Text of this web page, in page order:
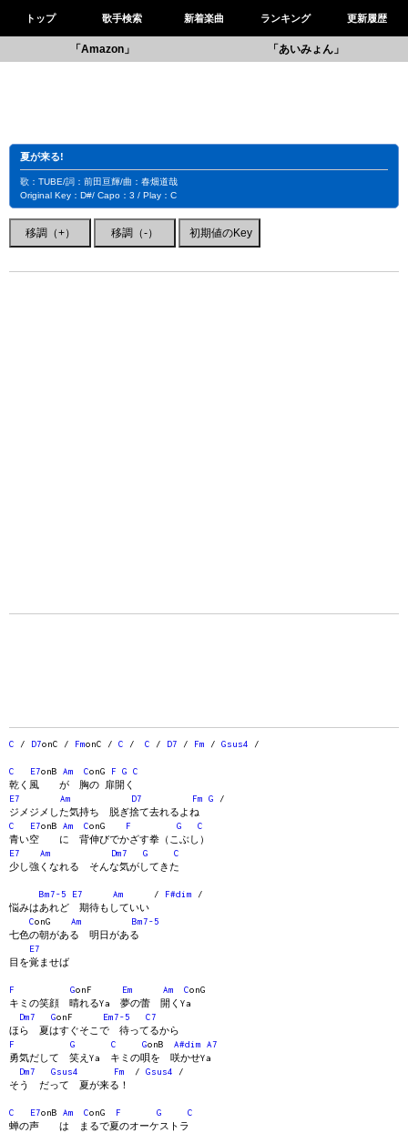
トップ 歌手検索 新着楽曲 ランキング 更新履歴
「Amazon」 「あいみょん」
夏が来る!
歌：TUBE/詞：前田亘輝/曲：春畑道哉
Original Key：D#/ Capo：3 / Play：C
C / D7onC / FmonC / C / C / D7 / Fm / Gsus4 /
C E7onB Am ConG F G
C
乾く風 が 胸の 扉開く
E7
Am D7 Fm G /
ジメジメした気持ち 脱ぎ捨て去れるよね
C
E7onB Am ConG F G
C
青い空 に 背伸びでかざす拳（こぶし）
E7
Am Dm7 G
C
少し強くなれる そんな気がしてきた
Bm7-5 E7 Am / F#dim /
悩みはあれど 期待もしていい
ConG Am
Bm7-5
七色の朝がある 明日がある
E7
目を覚ませば
F GonF Em Am ConG
キミの笑顔 晴れるYa 夢の蕾 開くYa
Dm7
GonF Em7-5
C7
ほら 夏はすぐそこで 待ってるから
F
G C GonB A#dim
A7
勇気だして 笑えYa キミの唄を 咲かせYa
Dm7
Gsus4 Fm / Gsus4 /
そう だって 夏が来る！
C E7onB Am ConG F G
C
蝉の声 は まるで夏のオーケストラ